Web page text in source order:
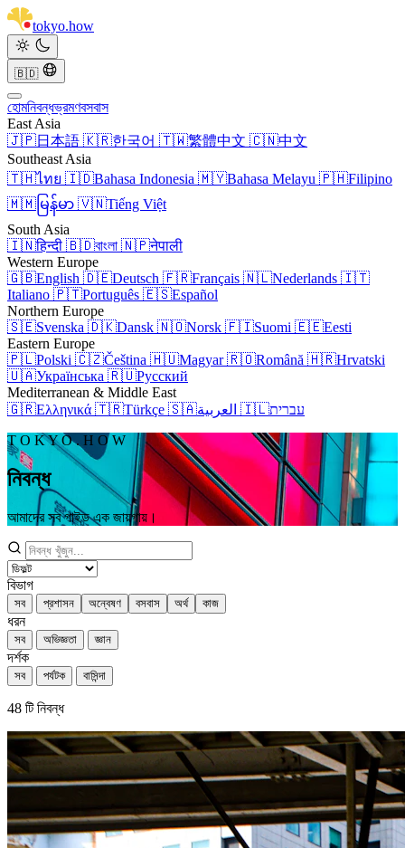
tokyo.how
🇧🇩
হোমনিবন্ধভ্রমণবসবাস
East Asia
🇯🇵日本語 🇰🇷한국어 🇹🇼繁體中文 🇨🇳中文
Southeast Asia
🇹🇭ไทย 🇮🇩Bahasa Indonesia 🇲🇾Bahasa Melayu 🇵🇭Filipino
🇲🇲 မြန်မာ 🇻🇳Tiếng Việt
South Asia
🇮🇳हिन्दी 🇧🇩বাংলা 🇳🇵नेपाली
Western Europe
🇬🇧English 🇩🇪Deutsch 🇫🇷Français 🇳🇱Nederlands 🇮🇹
Italiano 🇵🇹Português 🇪🇸Español
Northern Europe
🇸🇪Svenska 🇩🇰Dansk 🇳🇴Norsk 🇫🇮Suomi 🇪🇪Eesti
Eastern Europe
🇵🇱Polski 🇨🇿Čeština 🇭🇺Magyar🇷🇴Română 🇭🇷Hrvatski
🇺🇦Українська 🇷🇺Русский
Mediterranean & Middle East
🇬🇷Ελληνικά 🇹🇷Türkçe 🇸🇦 🇮🇱עברית
T O K Y O . H O W
নিবন্ধ
আমাদের সব গাইড এক জায়গায়।
বিভাগ
সব প্রশাসন অন্বেষণ বসবাস অর্থ কাজ
ধরন
সব অভিজ্ঞতা জ্ঞান
দর্শক
সব পর্যটক বাসিন্দা
48 টি নিবন্ধ